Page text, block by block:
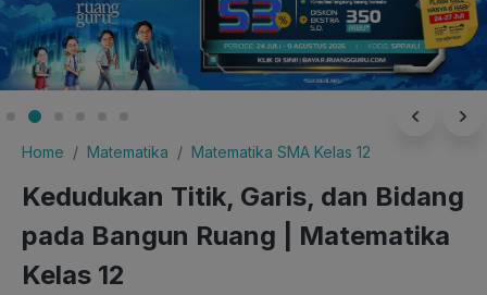
Home Matematika Matematika SMA Kelas 12
Kedudukan Titik, Garis, dan Bidang
pada Bangun Ruang | Matematika
Kelas 12